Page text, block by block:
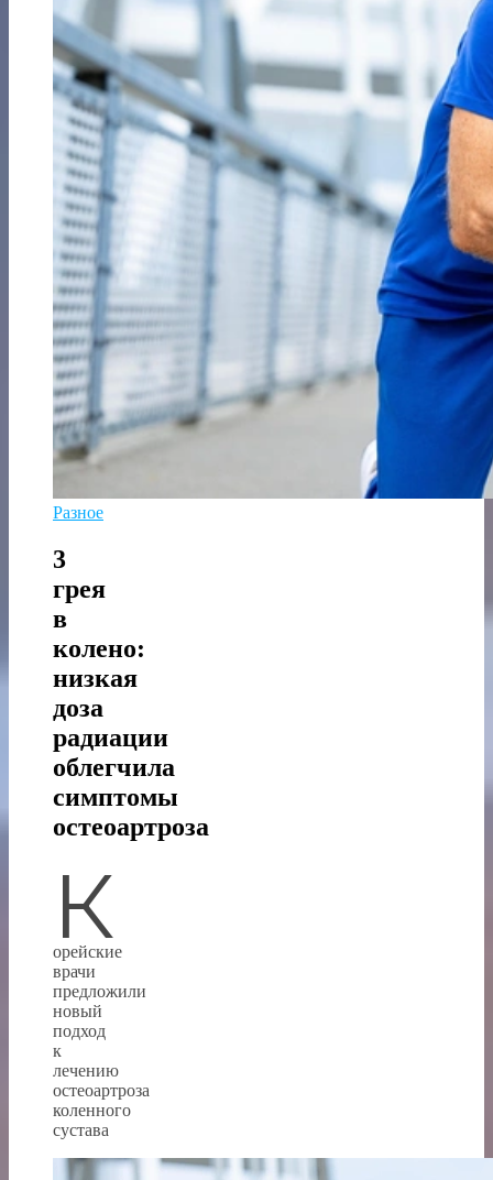
Разное
3
грея
в
колено:
низкая
доза
радиации
облегчила
симптомы
остеоартроза
К
орейские
врачи
предложили
новый
подход
к
лечению
остеоартроза
коленного
сустава